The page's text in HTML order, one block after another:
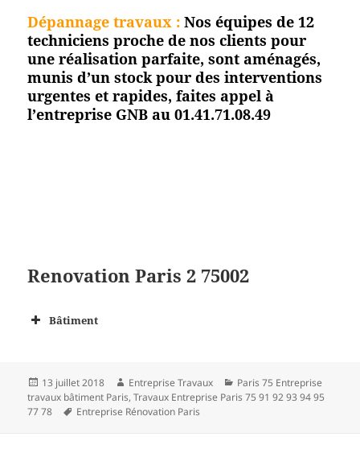
Dépannage travaux : Nos équipes de 12
techniciens proche de nos clients pour
une réalisation parfaite, sont aménagés,
munis d’un stock pour des interventions
urgentes et rapides, faites appel à
l’entreprise GNB au 01.41.71.08.49
Renovation Paris 2 75002
Bâtiment
Publié
le
13 juillet 2018 Auteur
Entreprise Travaux Catégories
Paris 75 Entreprise
travaux bâtiment Paris,Travaux Entreprise Paris 75 91 92 93 94 95
77 78
Mots-
Entreprise Rénovation Paris